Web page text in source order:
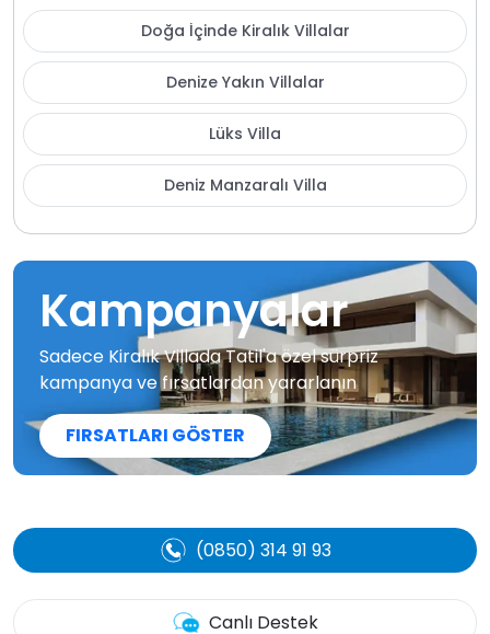
Doğa İçinde Kiralık Villalar
Denize Yakın Villalar
Lüks Villa
Deniz Manzaralı Villa
Kampanyalar
Sadece Kiralık Villada Tatil'a özel sürpriz
kampanya ve fırsatlardan yararlanın
FIRSATLARI GÖSTER
(0850) 314 91 93
Canlı Destek